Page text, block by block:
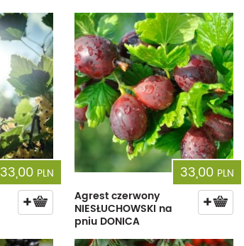
Truskawki i poziomki
Winogrona
Żurawiny
Pozostałe
Dęby
Glediczje
Głogi
Graby
Jabłonie ozdobne
Jarzębiny i jarząby
Kasztanowce
Wiązy
Wierzby
Wiśnie ozdobne
Złotokapy
Pozostałe
Derenie
Forsycje
Hibiskusy
Hortensje
Irgi
Jaśminowce
Kalmie
Krzewuszki
33,00 PLN
33,00 PLN
Agrest czerwony
NIESŁUCHOWSKI na
pniu DONICA